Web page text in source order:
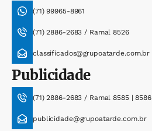
(71) 99965-8961
(71) 2886-2683 / Ramal 8526
classificados@grupoatarde.com.br
Publicidade
(71) 2886-2683 / Ramal 8585 | 8586
publicidade@grupoatarde.com.br